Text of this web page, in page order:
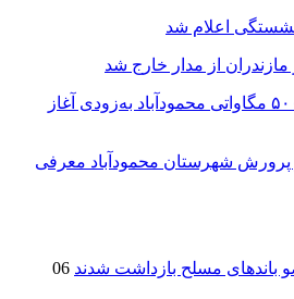
اعلام شد
فاز نخست نیروگاه ۵۰۰ مگاواتی محمودآباد به‌زودی آغاز
شهرستان محمودآباد معرفی
06